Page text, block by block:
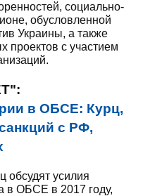
социально-
обусловленной
Украины, а также
проектов с участием
в ОБСЕ: Курц,
с РФ,
обсудят усилия
в ОБСЕ в 2017 году,